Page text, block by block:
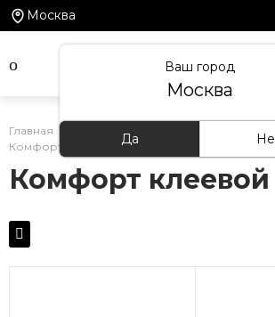
Москва
Ваш город
Москва
Да
Главная Каталог товаров ПВХ-Плитка
Комфорт клеевой
Комфорт клеевой